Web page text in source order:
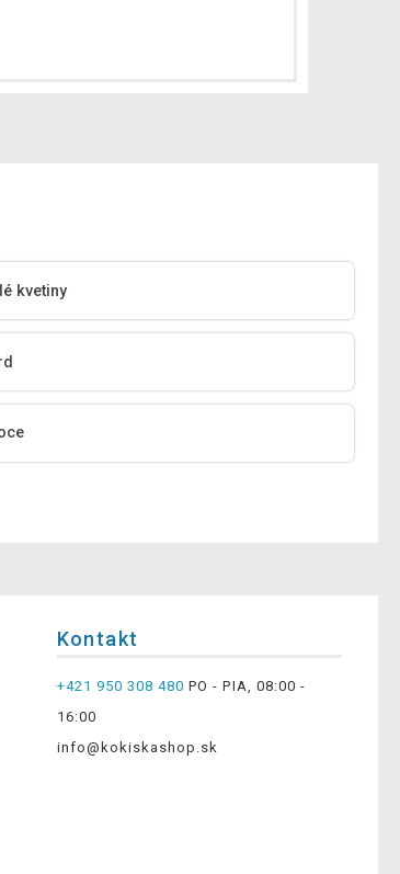
kvetiny
Kontakt
+421 950 308 480 PO - PIA, 08:00 -
16:00
info@kokiskashop.sk